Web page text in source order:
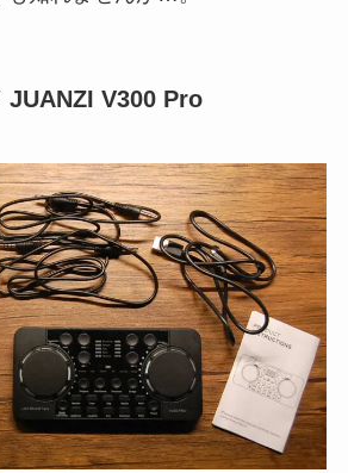
JUANZI V300 Pro